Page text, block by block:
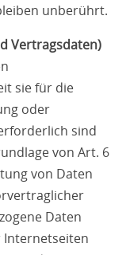
unberührt.
Vertragsdaten)
sie für die
oder
sind
von Art. 6
von Daten
Daten
Internetseiten